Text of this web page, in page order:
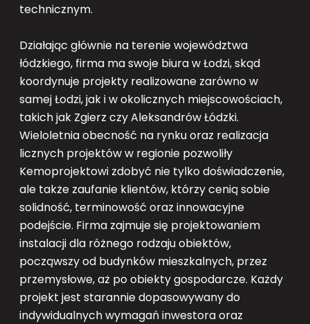
technicznym.
Działając głównie na terenie województwa
łódzkiego, firma ma swoje biura w Łodzi, skąd
koordynuje projekty realizowane zarówno w
samej Łodzi, jak i w okolicznych miejscowościach,
takich jak Zgierz czy Aleksandrów Łódzki.
Wieloletnia obecność na rynku oraz realizacja
licznych projektów w regionie pozwoliły
Kemoprojektowi zdobyć nie tylko doświadczenie,
ale także zaufanie klientów, którzy cenią sobie
solidność, terminowość oraz innowacyjne
podejście. Firma zajmuje się projektowaniem
instalacji dla różnego rodzaju obiektów,
począwszy od budynków mieszkalnych, przez
przemysłowe, aż po obiekty gospodarcze. Każdy
projekt jest starannie dopasowywany do
indywidualnych wymagań inwestora oraz